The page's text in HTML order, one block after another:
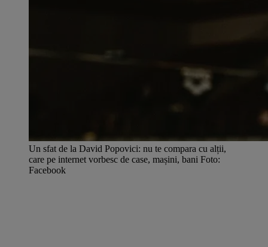
Un sfat de la David Popovici: nu te compara cu alții,
care pe internet vorbesc de case, mașini, bani Foto:
Facebook